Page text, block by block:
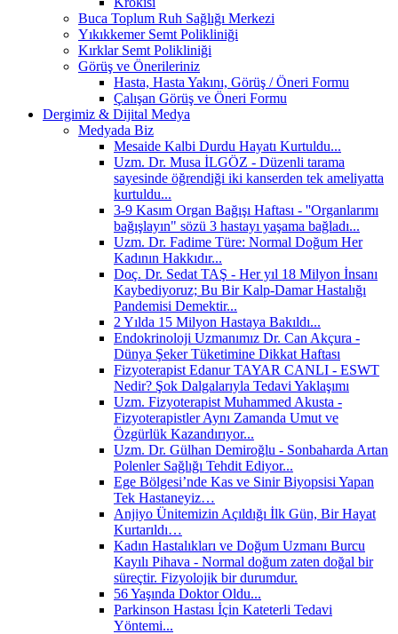
Buca Toplum Ruh Sağlığı Merkezi
Yıkıkkemer Semt Polikliniği
Kırklar Semt Polikliniği
Görüş ve Önerileriniz
Hasta, Hasta Yakını, Görüş / Öneri Formu
Çalışan Görüş ve Öneri Formu
Dergimiz & Dijital Medya
Medyada Biz
Mesaide Kalbi Durdu Hayatı Kurtuldu...
Uzm. Dr. Musa İLGÖZ - Düzenli tarama
sayesinde öğrendiği iki kanserden tek ameliyatta
kurtuldu...
3-9 Kasım Organ Bağışı Haftası - ''Organlarımı
bağışlayın" sözü 3 hastayı yaşama bağladı...
Uzm. Dr. Fadime Türe: Normal Doğum Her
Kadının Hakkıdır...
Doç. Dr. Sedat TAŞ - Her yıl 18 Milyon İnsanı
Kaybediyoruz; Bu Bir Kalp-Damar Hastalığı
Pandemisi Demektir...
2 Yılda 15 Milyon Hastaya Bakıldı...
Endokrinoloji Uzmanımız Dr. Can Akçura -
Dünya Şeker Tüketimine Dikkat Haftası
Fizyoterapist Edanur TAYAR CANLI - ESWT
Nedir? Şok Dalgalarıyla Tedavi Yaklaşımı
Uzm. Fizyoterapist Muhammed Akusta -
Fizyoterapistler Aynı Zamanda Umut ve
Özgürlük Kazandırıyor...
Uzm. Dr. Gülhan Demiroğlu - Sonbaharda Artan
Polenler Sağlığı Tehdit Ediyor...
Ege Bölgesi’nde Kas ve Sinir Biyopsisi Yapan
Tek Hastaneyiz…
Anjiyo Ünitemizin Açıldığı İlk Gün, Bir Hayat
Kurtarıldı…
Kadın Hastalıkları ve Doğum Uzmanı Burcu
Kayılı Pihava - Normal doğum zaten doğal bir
süreçtir. Fizyolojik bir durumdur.
56 Yaşında Doktor Oldu...
Parkinson Hastası İçin Kateterli Tedavi
Yöntemi...